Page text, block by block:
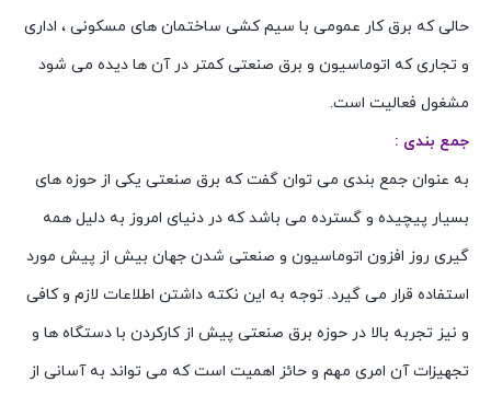
حالی که برق کار عمومی با سیم کشی ساختمان های مسکونی ، اداری
و تجاری که اتوماسیون و برق صنعتی کمتر در آن ها دیده می شود
مشغول فعالیت است.
جمع بندی :
به عنوان جمع بندی می توان گفت که برق صنعتی یکی از حوزه های
بسیار پیچیده و گسترده می باشد که در دنیای امروز به دلیل همه
گیری روز افزون اتوماسیون و صنعتی شدن جهان بیش از پیش مورد
استفاده قرار می گیرد. توجه به این نکته داشتن اطلاعات لازم و کافی
و نیز تجربه بالا در حوزه برق صنعتی پیش از کارکردن با دستگاه ها و
تجهیزات آن امری مهم و حائز اهمیت است که می تواند به آسانی از